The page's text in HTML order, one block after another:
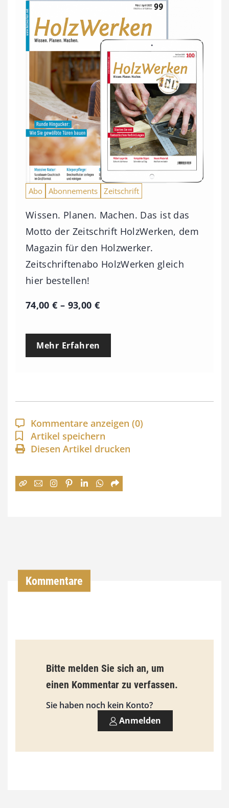
Abo Abonnements Zeitschrift
Wissen. Planen. Machen. Das ist das
Motto der Zeitschrift HolzWerken, dem
Magazin für den Holzwerker.
Zeitschriftenabo HolzWerken gleich
hier bestellen!
74,00€ – 93,00 €P
e
p
a
n
n
:
9
3
0
0
Mehr Erfahren
Kommentare anzeigen (0)
Artikel speichern
Diesen Artikel drucken
Kommentare
Bitte melden Sie sich an, um
einen Kommentar zu verfassen.
Sie haben noch kein Konto?
Anmelden